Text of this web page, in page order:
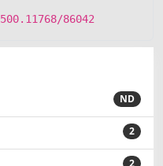
86042
ND
2